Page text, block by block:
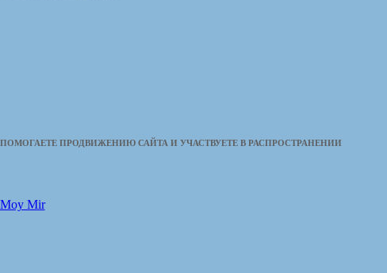
ПРОДВИЖЕНИЮ САЙТА И УЧАСТВУЕТЕ В РАСПРОСТРАНЕНИИ